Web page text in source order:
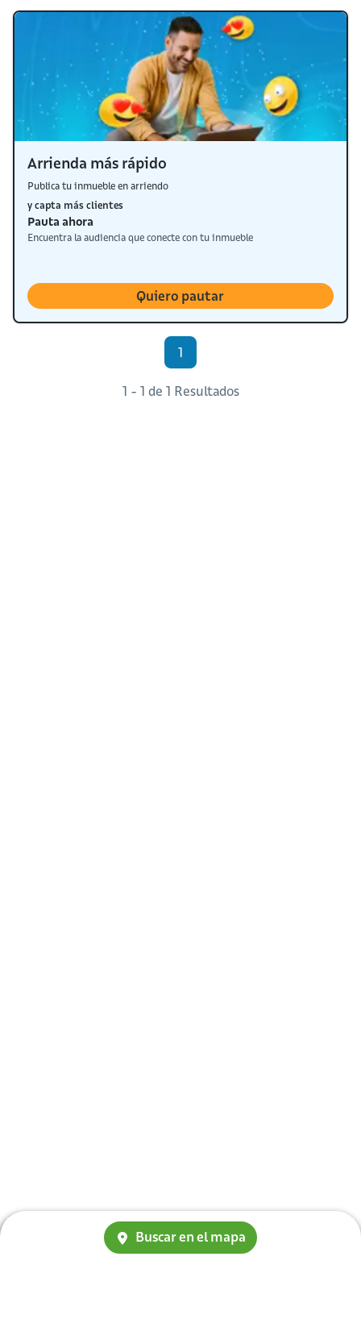
Arrienda más rápido
Publica tu inmueble en arriendo
y capta más clientes
Pauta ahora
Encuentra la audiencia que conecte con tu inmueble
Quiero pautar
1
1 - 1 de 1 Resultados
Buscar en el mapa